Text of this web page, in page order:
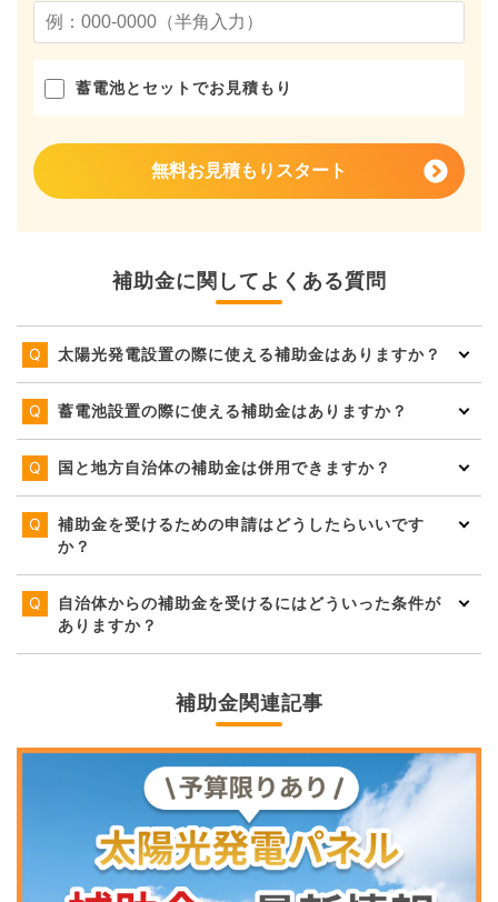
蓄電池とセットでお見積もり
無料お見積もりスタート
補助金に関してよくある質問
太陽光発電設置の際に使える補助金はありますか？
蓄電池設置の際に使える補助金はありますか？
国と地方自治体の補助金は併用できますか？
補助金を受けるための申請はどうしたらいいです
か？
自治体からの補助金を受けるにはどういった条件が
ありますか？
補助金関連記事